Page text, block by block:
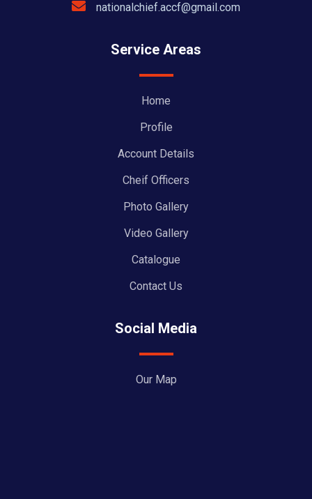
nationalchief.accf@gmail.com
Service Areas
Home
Profile
Account Details
Cheif Officers
Photo Gallery
Video Gallery
Catalogue
Contact Us
Social Media
Our Map